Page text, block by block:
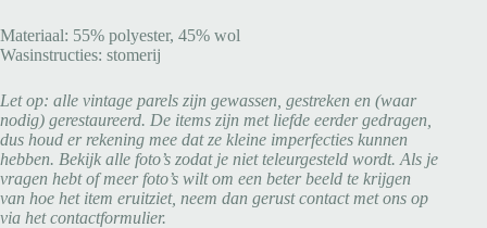
Materiaal: 55% polyester, 45% wol
Wasinstructies: stomerij
Let op: alle vintage parels zijn gewassen, gestreken en (waar
nodig) gerestaureerd. De items zijn met liefde eerder gedragen,
dus houd er rekening mee dat ze kleine imperfecties kunnen
hebben. Bekijk alle foto’s zodat je niet teleurgesteld wordt. Als je
vragen hebt of meer foto’s wilt om een beter beeld te krijgen
van hoe het item eruitziet, neem dan gerust contact met ons op
via het contactformulier.